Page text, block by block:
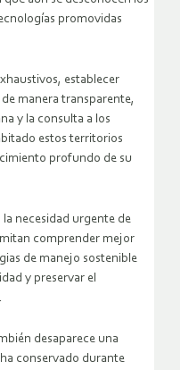
promovidas
establecer
manera transparente,
y la consulta a los
estos territorios
profundo de su
necesidad urgente de
comprender mejor
de manejo sostenible
y preservar el
desaparece una
conservado durante